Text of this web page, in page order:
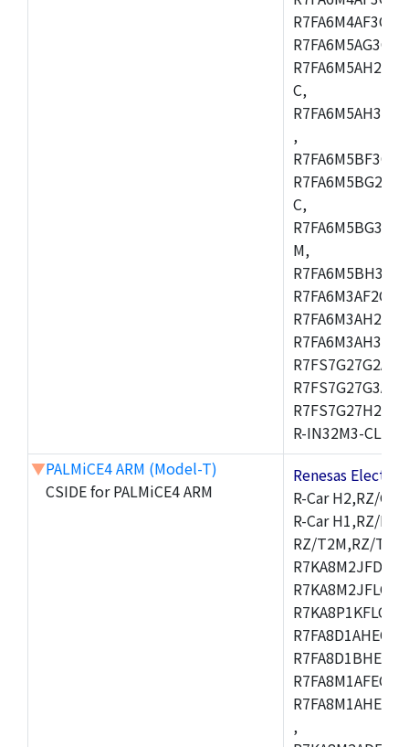
C,
,
C,
M,
R-IN32M3-CL,R-
▼PALMiCE4 ARM (Model-T)
CSIDE for PALMiCE4 ARM
Renesas
R-Car H2,RZ/
R-Car H1,RZ/
RZ/T2M,RZ/
,